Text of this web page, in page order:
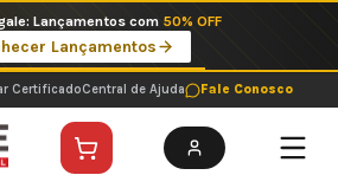
Lançamentos com 50% OFF
Lançamentos
CertificadoCentral de Ajuda Fale Conosco